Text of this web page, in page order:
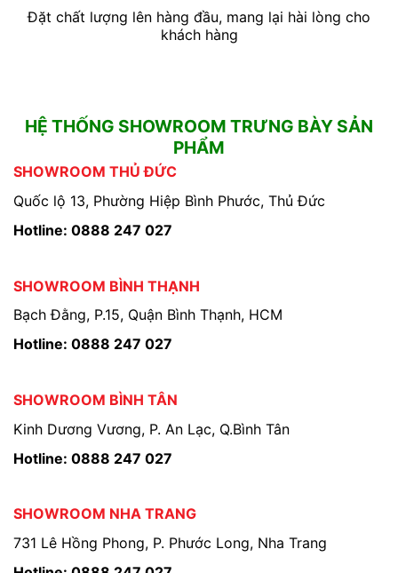
Đặt chất lượng lên hàng đầu, mang lại hài lòng cho
khách hàng
HỆ THỐNG SHOWROOM TRƯNG BÀY SẢN
PHẨM
SHOWROOM THỦ ĐỨC
Quốc lộ 13, Phường Hiệp Bình Phước, Thủ Đức
Hotline: 0888 247 027
SHOWROOM BÌNH THẠNH
Bạch Đằng, P.15, Quận Bình Thạnh, HCM
Hotline: 0888 247 027
SHOWROOM BÌNH TÂN
Kinh Dương Vương, P. An Lạc, Q.Bình Tân
Hotline: 0888 247 027
SHOWROOM NHA TRANG
731 Lê Hồng Phong, P. Phước Long, Nha Trang